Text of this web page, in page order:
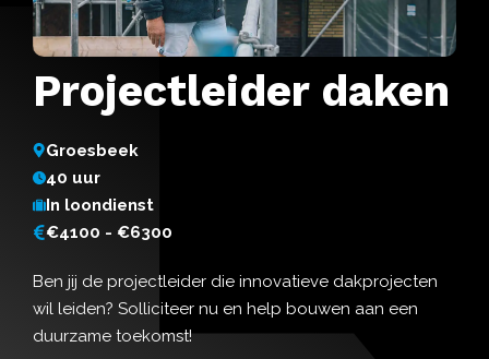
Projectleider daken
Groesbeek
40 uur
In loondienst
€4100 - €6300
Ben jij de projectleider die innovatieve dakprojecten
wil leiden? Solliciteer nu en help bouwen aan een
duurzame toekomst!